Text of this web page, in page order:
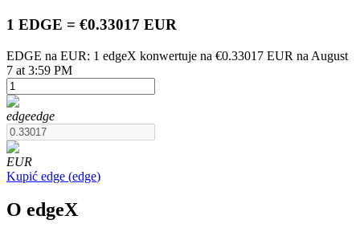
Kontrakty terminowe na USDT
1 EDGE = €0.33017 EUR
EDGE na EUR: 1 edgeX konwertuje na €0.33017 EUR na August
7 at 3:59 PM
edgeedge
EUR
Kupić edge (edge)
O edgeX